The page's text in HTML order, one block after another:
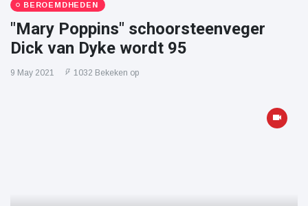
BEROEMDHEDEN
"Mary Poppins" schoorsteenveger
Dick van Dyke wordt 95
9 May 2021 1032 Bekeken op